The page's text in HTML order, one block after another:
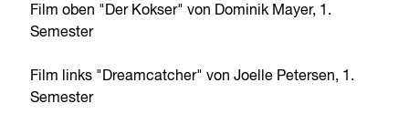
Film oben "Der Kokser" von Dominik Mayer, 1.
Semester
Film links "Dreamcatcher" von Joelle Petersen, 1.
Semester